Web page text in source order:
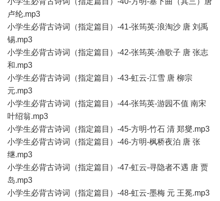
卢纶.mp3
小学生必背古诗词（指定篇目）-41-张筠英-浪淘沙 唐 刘禹
锡.mp3
小学生必背古诗词（指定篇目）-42-张筠英-渔歌子 唐 张志
和.mp3
小学生必背古诗词（指定篇目）-43-虹云-江雪 唐 柳宗
元.mp3
小学生必背古诗词（指定篇目）-44-张筠英-游园不值 南宋
叶绍翁.mp3
小学生必背古诗词（指定篇目）-45-方明-竹石 清 郑燮.mp3
小学生必背古诗词（指定篇目）-46-方明-枫桥夜泊 唐 张
继.mp3
小学生必背古诗词（指定篇目）-47-虹云-寻隐者不遇 唐 贾
岛.mp3
小学生必背古诗词（指定篇目）-48-虹云-墨梅 元 王冕.mp3